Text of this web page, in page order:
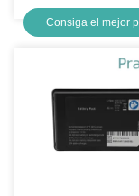
Consiga el mejor